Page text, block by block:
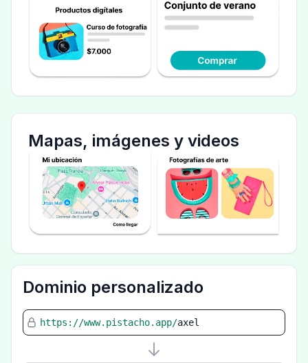
Mapas, imágenes y videos
Dominio personalizado
https://www.pistacho.app/axel